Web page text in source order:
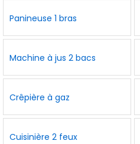
Panineuse 1 bras
Machine à jus 2 bacs
Crêpière à gaz
Cuisinière 2 feux